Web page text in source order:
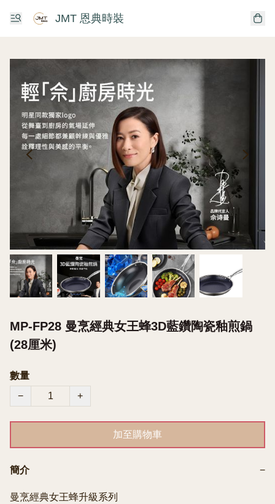
JMT 恩典時裝
MP-FP28 曼烹經典女王蜂3D藍鑽陶瓷釉煎鍋
(28厘米)
數量
−
+
加至購物車
簡介 −
曼烹經典女王蜂升級系列